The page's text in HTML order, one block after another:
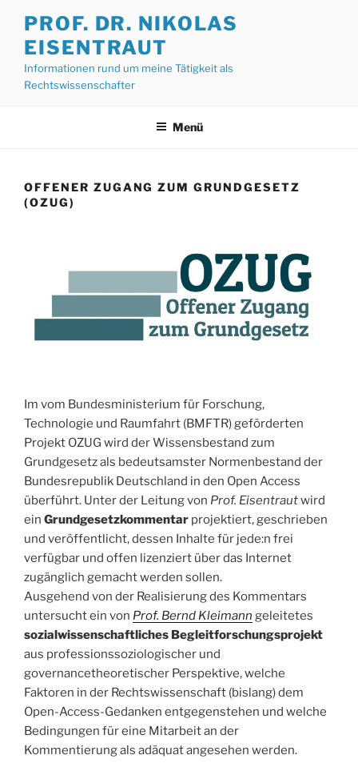
Inhalt
springen
PROF. DR. NIKOLAS
EISENTRAUT
Informationen rund um meine Tätigkeit als
Rechtswissenschafter
Menü
OFFENER ZUGANG ZUM GRUNDGESETZ
(OZUG)
Im vom Bundesministerium für Forschung,
Technologie und Raumfahrt (BMFTR) geförderten
Projekt OZUG wird der Wissensbestand zum
Grundgesetz als bedeutsamster Normenbestand der
Bundesrepublik Deutschland in den Open Access
überführt. Unter der Leitung von Prof. Eisentrautwird
ein Grundgesetzkommentar projektiert, geschrieben
und veröffentlicht, dessen Inhalte für jede:n frei
verfügbar und offen lizenziert über das Internet
zugänglich gemacht werden sollen.
Ausgehend von der Realisierung des Kommentars
untersucht ein von Prof. Bernd Kleimann geleitetes
sozialwissenschaftliches Begleitforschungsprojekt
aus professionssoziologischer und
governancetheoretischer Perspektive, welche
Faktoren in der Rechtswissenschaft (bislang) dem
Open-Access-Gedanken entgegenstehen und welche
Bedingungen für eine Mitarbeit an der
Kommentierung als adäquat angesehen werden.